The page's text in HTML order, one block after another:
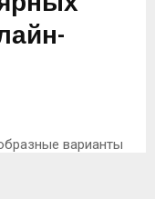
варианты